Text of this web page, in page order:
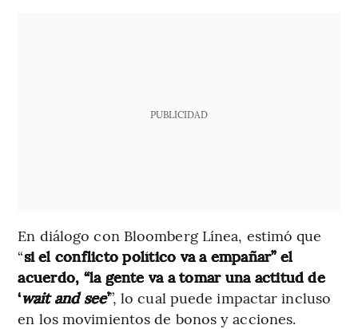
PUBLICIDAD
En diálogo con Bloomberg Línea, estimó que
“si el conflicto político va a empañar” el
acuerdo, “la gente va a tomar una actitud de
‘wait and see’”, lo cual puede impactar incluso
en los movimientos de bonos y acciones.